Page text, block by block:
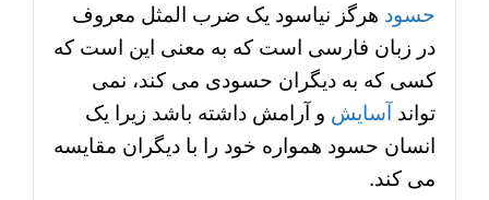
حسود هرگز نیاسود یک ضرب المثل معروف
در زبان فارسی است که به معنی این است که
کسی که به دیگران حسودی می کند، نمی
تواند آسایش و آرامش داشته باشد زیرا یک
انسان حسود همواره خود را با دیگران مقایسه
می کند.